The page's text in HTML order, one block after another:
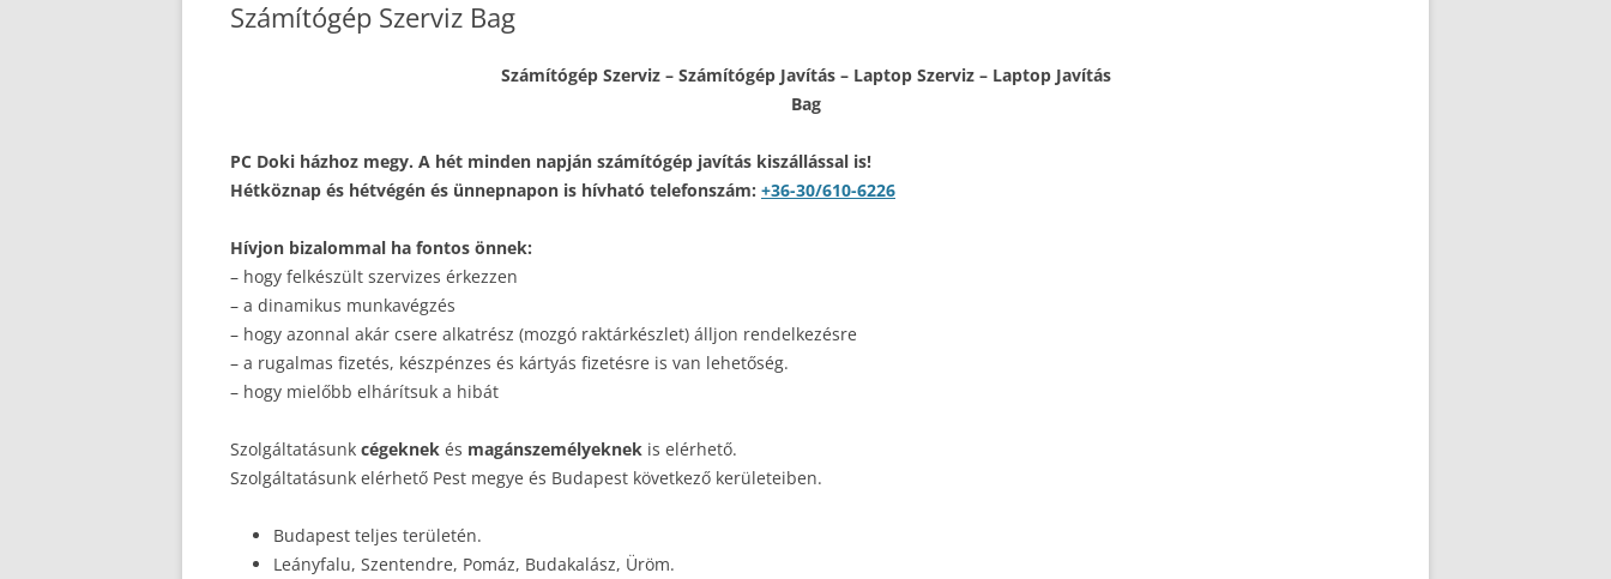
Számítógép Szerviz Bag
Számítógép Szerviz – Számítógép Javítás – Laptop Szerviz – Laptop Javítás
Bag
PC Doki házhoz megy. A hét minden napján számítógép javítás kiszállással is!
Hétköznap és hétvégén és ünnepnapon is hívható telefonszám: +36-30/610-6226
Hívjon bizalommal ha fontos önnek:
– hogy felkészült szervizes érkezzen
– a dinamikus munkavégzés
– hogy azonnal akár csere alkatrész (mozgó raktárkészlet) álljon rendelkezésre
– a rugalmas fizetés, készpénzes és kártyás fizetésre is van lehetőség.
– hogy mielőbb elhárítsuk a hibát
Szolgáltatásunk cégeknek és magánszemélyeknek is elérhető.
Szolgáltatásunk elérhető Pest megye és Budapest következő kerületeiben.
Budapest teljes területén.
Leányfalu, Szentendre, Pomáz, Budakalász, Üröm.